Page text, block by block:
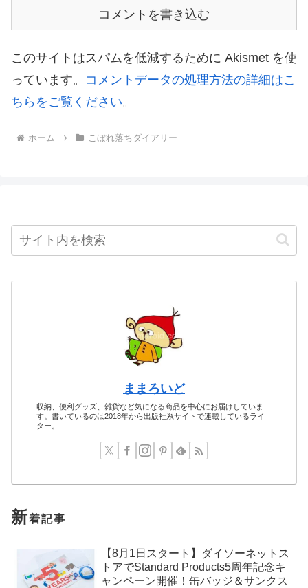
コメントを書き込む
このサイトはスパムを低減するために Akismet を使
っています。 コメントデータの処理方法の詳細はこ
ちらをご覧ください。
ホーム こぼれ落ちダイアリー
ままろいど
収納、便利グッズ、雑貨など気になる商品を中心にお届けしていま
す。書いているのは2018年から出版社系サイトで連載しているライ
ター。
新着記事
【8月1日スタート】ダイソーネットス
トアでStandard Products5周年記念キ
ャンペーン開催！缶バッジ＆サンクス